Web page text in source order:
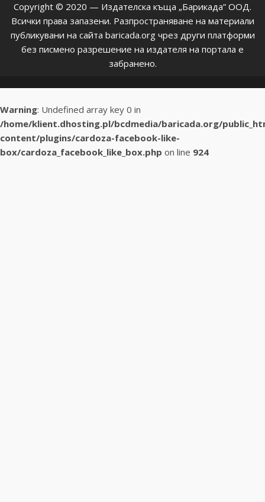
Copyright © 2020 — Издателска къща „Барикада” ООД.
Всички права запазени. Разпространяване на материали
публикувани на сайта baricada.org чрез други платформи
без писмено разрешение на издателя на портала е
забранено.
Warning: Undefined array key 0 in
/home/klient.dhosting.pl/bcdmedia/baricada.org/
content/plugins/cardoza-facebook-like-
box/cardoza_facebook_like_box.php on line 924